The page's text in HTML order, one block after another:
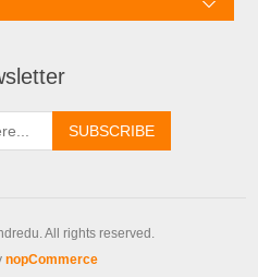
All rights reserved.
nopCommerce